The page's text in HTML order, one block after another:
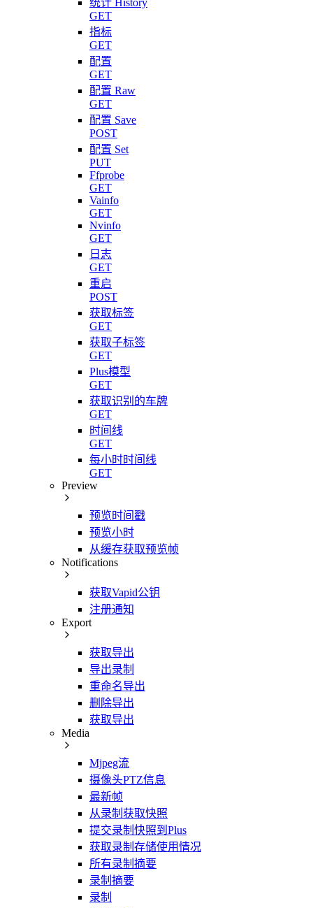
GET
指标
GET
配置
GET
配置 Raw
GET
配置 Save
POST
配置 Set
PUT
Ffprobe
GET
Vainfo
GET
Nvinfo
GET
日志
GET
重启
POST
获取标签
GET
获取子标签
GET
Plus模型
GET
获取识别的车牌
GET
时间线
GET
每小时时间线
GET
Preview
预览时间戳
预览小时
从缓存获取预览帧
Notifications
获取Vapid公钥
注册通知
Export
获取导出
导出录制
重命名导出
删除导出
获取导出
Media
Mjpeg流
摄像头PTZ信息
最新帧
从录制获取快照
提交录制快照到Plus
获取录制存储使用情况
所有录制摘要
录制摘要
录制